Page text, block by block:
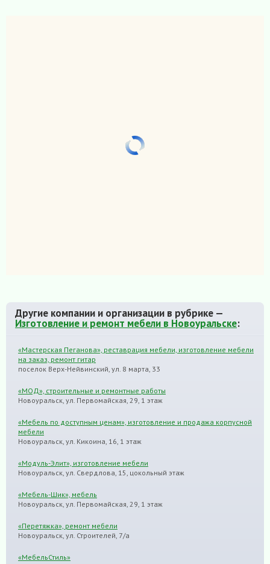
Другие компании и организации в рубрике —
Изготовление и ремонт мебели в Новоуральске:
«Мастерская Пеганова», реставрация мебели, изготовление мебели
на заказ, ремонт гитар
поселок Верх-Нейвинский, ул. 8 марта, 33
«МОД», строительные и ремонтные работы
Новоуральск, ул. Первомайская, 29, 1 этаж
«Мебель по доступным ценам», изготовление и продажа корпусной
мебели
Новоуральск, ул. Кикоина, 16, 1 этаж
«Модуль-Элит», изготовление мебели
Новоуральск, ул. Свердлова, 15, цокольный этаж
«Мебель-Шик», мебель
Новоуральск, ул. Первомайская, 29, 1 этаж
«Перетяжка», ремонт мебели
Новоуральск, ул. Строителей, 7/а
«МебельСтиль»